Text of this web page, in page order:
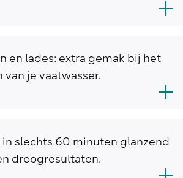
en lades: extra gemak bij het
je vaatwasser.
in slechts 60 minuten glanzend
droogresultaten.